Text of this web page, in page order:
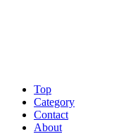
Top
Category
Contact
About